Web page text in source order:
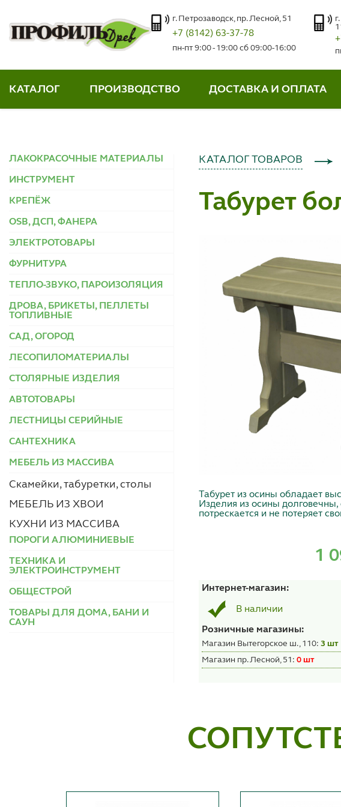
г. Петрозаводск, пр. Лесной, 51
+7 (8142) 63-37-78
пн-пт 9:00 - 19:00 сб 09:00-16:00
КАТАЛОГ ПРОИЗВОДСТВО ДОСТАВКА И ОПЛАТА
ЛАКОКРАСОЧНЫЕ МАТЕРИАЛЫ
ИНСТРУМЕНТ
КРЕПЁЖ
OSB, ДСП, ФАНЕРА
ЭЛЕКТРОТОВАРЫ
ФУРНИТУРА
ТЕПЛО-ЗВУКО, ПАРОИЗОЛЯЦИЯ
ДРОВА, БРИКЕТЫ, ПЕЛЛЕТЫ
ТОПЛИВНЫЕ
САД, ОГОРОД
ЛЕСОПИЛОМАТЕРИАЛЫ
СТОЛЯРНЫЕ ИЗДЕЛИЯ
АВТОТОВАРЫ
ЛЕСТНИЦЫ СЕРИЙНЫЕ
САНТЕХНИКА
МЕБЕЛЬ ИЗ МАССИВА
Скамейки, табуретки, столы
МЕБЕЛЬ ИЗ ХВОИ
КУХНИ ИЗ МАССИВА
ПОРОГИ АЛЮМИНИЕВЫЕ
ТЕХНИКА И
ЭЛЕКТРОИНСТРУМЕНТ
ОБЩЕСТРОЙ
ТОВАРЫ ДЛЯ ДОМА, БАНИ И
САУН
КАТАЛОГ ТОВАРОВ
Табурет
Табурет из осины обладает
Изделия из осины долговечны,
потрескается и не потеряет
1
Интернет-магазин:
В наличии
Розничные магазины:
Магазин Вытегорское ш., 110:3 шт
Магазин пр. Лесной, 51:0 шт